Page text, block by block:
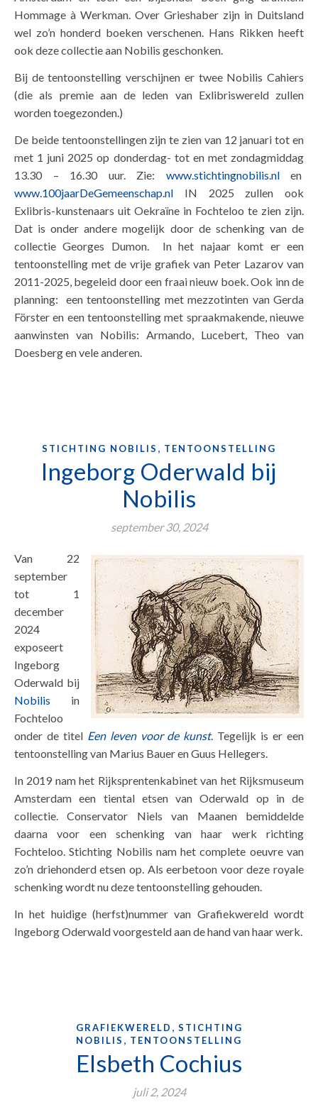
Hommage à Werkman. Over Grieshaber zijn in Duitsland
wel zo’n honderd boeken verschenen. Hans Rikken heeft
ook deze collectie aan Nobilis geschonken.
Bij de tentoonstelling verschijnen er twee Nobilis Cahiers
(die als premie aan de leden van Exlibriswereld zullen
worden toegezonden.)
De beide tentoonstellingen zijn te zien van 12 januari tot en
met 1 juni 2025 op donderdag- tot en met zondagmiddag
13.30 – 16.30 uur. Zie: www.stichtingnobilis.nlen
www.100jaarDeGemeenschap.nl IN 2025 zullen ook
Exlibris-kunstenaars uit Oekraïne in Fochteloo te zien zijn.
Dat is onder andere mogelijk door de schenking van de
collectie Georges Dumon. In het najaar komt er een
tentoonstelling met de vrije grafiek van Peter Lazarov van
2011-2025, begeleid door een fraai nieuw boek. Ook inn de
planning: een tentoonstelling met mezzotinten van Gerda
Förster en een tentoonstelling met spraakmakende, nieuwe
aanwinsten van Nobilis: Armando, Lucebert, Theo van
Doesberg en vele anderen.
STICHTING NOBILIS , TENTOONSTELLING
Ingeborg Oderwald bij
Nobilis
september 30, 2024
Van 22
september
tot 1
december
2024
exposeert
Ingeborg
Oderwald bij
Nobilis in
Fochteloo
onder de titel Een leven voor de kunst. Tegelijk is er een
tentoonstelling van Marius Bauer en Guus Hellegers.
In 2019 nam het Rijksprentenkabinet van het Rijksmuseum
Amsterdam een tiental etsen van Oderwald op in de
collectie. Conservator Niels van Maanen bemiddelde
daarna voor een schenking van haar werk richting
Fochteloo. Stichting Nobilis nam het complete oeuvre van
zo’n driehonderd etsen op. Als eerbetoon voor deze royale
schenking wordt nu deze tentoonstelling gehouden.
In het huidige (herfst)nummer van Grafiekwereld wordt
Ingeborg Oderwald voorgesteld aan de hand van haar werk.
GRAFIEKWERELD , STICHTING
NOBILIS , TENTOONSTELLING
Elsbeth Cochius
juli 2, 2024